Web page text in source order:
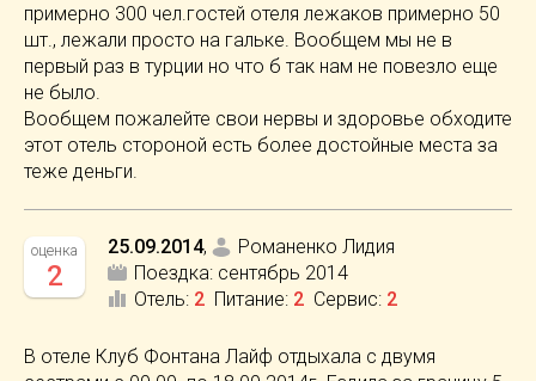
примерно 300 чел.гостей отеля лежаков примерно 50
шт., лежали просто на гальке. Вообщем мы не в
первый раз в турции но что б так нам не повезло еще
не было.
Вообщем пожалейте свои нервы и здоровье обходите
этот отель стороной есть более достойные места за
теже деньги.
оценка
2
25.09.2014,
Романенко Лидия
Поездка: сентябрь 2014
Отель: 2 Питание: 2 Сервис: 2
В отеле Клуб Фонтана Лайф отдыхала с двумя